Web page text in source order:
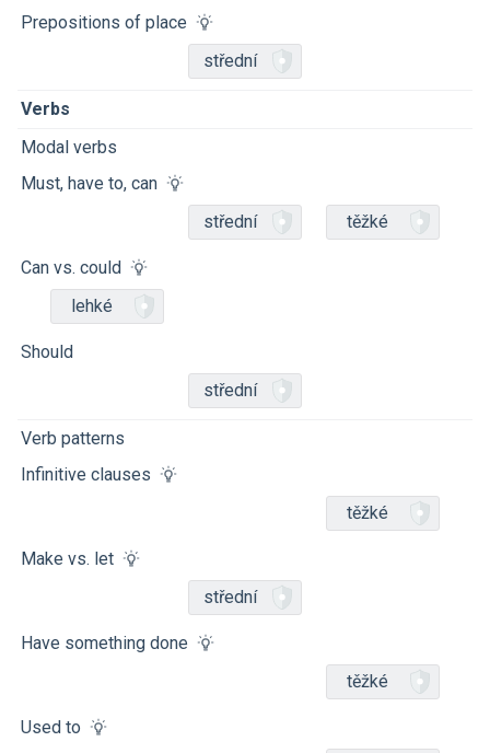
Prepositions of place
střední
Verbs
Modal verbs
Must, have to, can
střední
těžké
Can vs. could
lehké
Should
střední
Verb patterns
Infinitive clauses
těžké
Make vs. let
střední
Have something done
těžké
Used to